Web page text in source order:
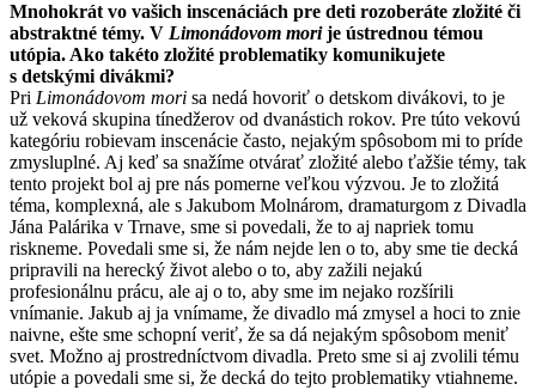
Mnohokrát vo vašich inscenáciách pre deti rozoberáte zložité či
abstraktné témy. V Limonádovom morije ústrednou témou
utópia. Ako takéto zložité problematiky komunikujete
s detskými divákmi?
Pri Limonádovom mori sa nedá hovoriť o detskom divákovi, to je
už veková skupina tínedžerov od dvanástich rokov. Pre túto vekovú
kategóriu robievam inscenácie často, nejakým spôsobom mi to príde
zmysluplné. Aj keď sa snažíme otvárať zložité alebo ťažšie témy, tak
tento projekt bol aj pre nás pomerne veľkou výzvou. Je to zložitá
téma, komplexná, ale s Jakubom Molnárom, dramaturgom z Divadla
Jána Palárika v Trnave, sme si povedali, že to aj napriek tomu
riskneme. Povedali sme si, že nám nejde len o to, aby sme tie decká
pripravili na herecký život alebo o to, aby zažili nejakú
profesionálnu prácu, ale aj o to, aby sme im nejako rozšírili
vnímanie. Jakub aj ja vnímame, že divadlo má zmysel a hoci to znie
naivne, ešte sme schopní veriť, že sa dá nejakým spôsobom meniť
svet. Možno aj prostredníctvom divadla. Preto sme si aj zvolili tému
utópie a povedali sme si, že decká do tejto problematiky vtiahneme.